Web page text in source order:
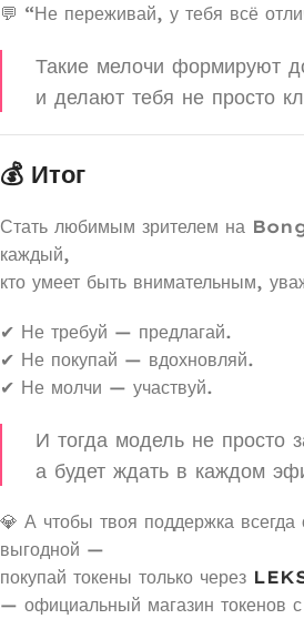
💬 “Не переживай, у тебя всё
Такие мелочи формируют
и делают тебя не просто
💰 Итог
Стать любимым зрителем на
каждый,
кто умеет быть внимательным,
✔ Не требуй — предлагай.
✔ Не покупай — вдохновляй.
✔ Не молчи — участвуй.
И тогда модель не просто
а будет ждать в каждом
💎 А чтобы твоя поддержка всегда
выгодной —
покупай токены только через
— официальный магазин токенов